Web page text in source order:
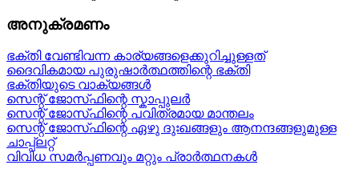
അനുക്രമണം
ഭക്തി വേണ്ടിവന്ന കാര്യങ്ങളെക്കുറിച്ചുള്ളത്
ദൈവികമായ പുരുഷാർത്ഥത്തിന്റെ ഭക്തി
ഭക്തിയുടെ വാക്യങ്ങൾ
സെന്റ് ജോസ്‌ഫിന്റെ സ്കാപ്പുലർ
സെന്റ് ജോസ്‌ഫിന്റെ പവിത്രമായ മാന്തലം
സെന്റ് ജോസ്‌ഫിന്റെ ഏഴു ദുഃഖങ്ങളും ആനന്ദങ്ങളുമുള്ള
ചാപ്പ്ലറ്റ്
വിവിധ സമർപ്പണവും മറ്റും പ്രാർത്ഥനകൾ